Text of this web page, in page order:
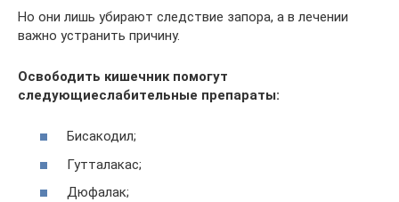
Но они лишь убирают следствие запора, а в лечении
важно устранить причину.
Освободить кишечник помогут
следующиеслабительные препараты:
Бисакодил;
Гутталакас;
Дюфалак;